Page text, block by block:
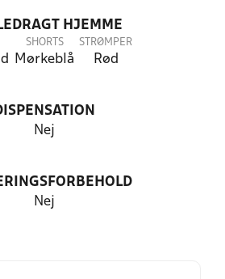
HJEMME
SHORTS
Mørkeblå
STRØMPER
Rød
Nej
Nej